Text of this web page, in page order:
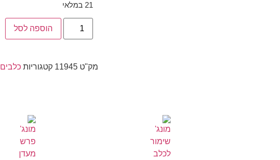
21 במלאי
הוספה לסל
מק"ט 11945 קטגוריות כלבים